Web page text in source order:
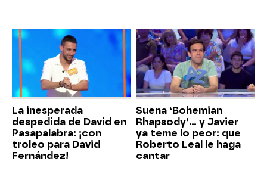
La inesperada
despedida de David en
Pasapalabra: ¡con
troleo para David
Fernández!
Suena ‘Bohemian
Rhapsody’... y Javier
ya teme lo peor: que
Roberto Leal le haga
cantar